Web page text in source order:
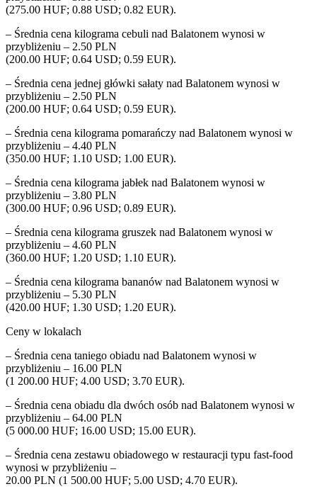
(275.00 HUF; 0.88 USD; 0.82 EUR).
– Średnia cena kilograma cebuli nad Balatonem wynosi w
przybliżeniu – 2.50 PLN
(200.00 HUF; 0.64 USD; 0.59 EUR).
– Średnia cena jednej główki sałaty nad Balatonem wynosi w
przybliżeniu – 2.50 PLN
(200.00 HUF; 0.64 USD; 0.59 EUR).
– Średnia cena kilograma pomarańczy nad Balatonem wynosi w
przybliżeniu – 4.40 PLN
(350.00 HUF; 1.10 USD; 1.00 EUR).
– Średnia cena kilograma jabłek nad Balatonem wynosi w
przybliżeniu – 3.80 PLN
(300.00 HUF; 0.96 USD; 0.89 EUR).
– Średnia cena kilograma gruszek nad Balatonem wynosi w
przybliżeniu – 4.60 PLN
(360.00 HUF; 1.20 USD; 1.10 EUR).
– Średnia cena kilograma bananów nad Balatonem wynosi w
przybliżeniu – 5.30 PLN
(420.00 HUF; 1.30 USD; 1.20 EUR).
Ceny w lokalach
– Średnia cena taniego obiadu nad Balatonem wynosi w
przybliżeniu – 16.00 PLN
(1 200.00 HUF; 4.00 USD; 3.70 EUR).
– Średnia cena obiadu dla dwóch osób nad Balatonem wynosi w
przybliżeniu – 64.00 PLN
(5 000.00 HUF; 16.00 USD; 15.00 EUR).
– Średnia cena zestawu obiadowego w restauracji typu fast-food
wynosi w przybliżeniu –
20.00 PLN (1 500.00 HUF; 5.00 USD; 4.70 EUR).